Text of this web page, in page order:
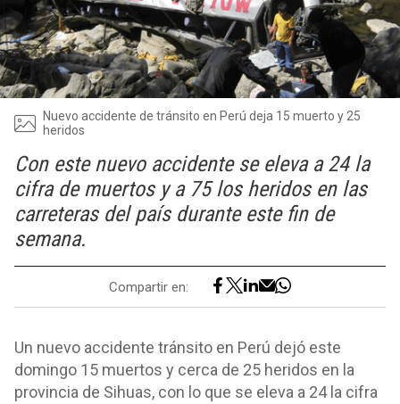
Nuevo accidente de tránsito en Perú deja 15 muerto y 25
heridos
Con este nuevo accidente se eleva a 24 la
cifra de muertos y a 75 los heridos en las
carreteras del país durante este fin de
semana.
Compartir en:
Un nuevo accidente tránsito en Perú dejó este
domingo 15 muertos y cerca de 25 heridos en la
provincia de Sihuas, con lo que se eleva a 24 la cifra